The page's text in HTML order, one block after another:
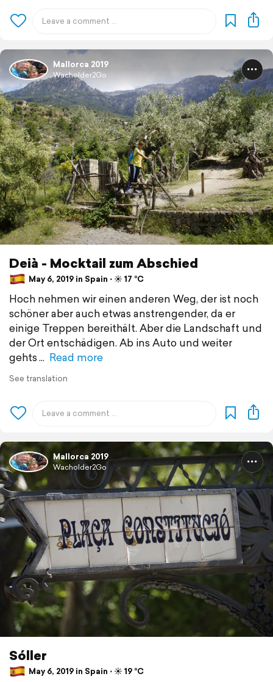
Mallorca 2019
Wacholder2Go
Deià - Mocktail zum Abschied
May 6, 2019 in Spain ⋅ ☀️ 17 °C
Hoch nehmen wir einen anderen Weg, der ist noch
schöner aber auch etwas anstrengender, da er
einige Treppen bereithält. Aber die Landschaft und
der Ort entschädigen. Ab ins Auto und weiter
gehts
Read more
See translation
Mallorca 2019
Wacholder2Go
Sóller
May 6, 2019 in Spain ⋅ ☀️ 19 °C